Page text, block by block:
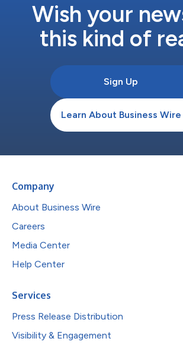
Wish your
this kind of
Sign Up
Learn About Business Wire
Company
About Business Wire
Careers
Media Center
Help Center
Services
Press Release Distribution
Visibility & Engagement